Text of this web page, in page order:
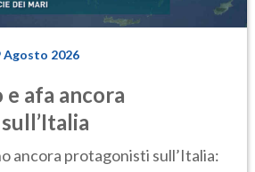
Agosto 2026
afa ancora
ancora protagonisti sull’Italia: